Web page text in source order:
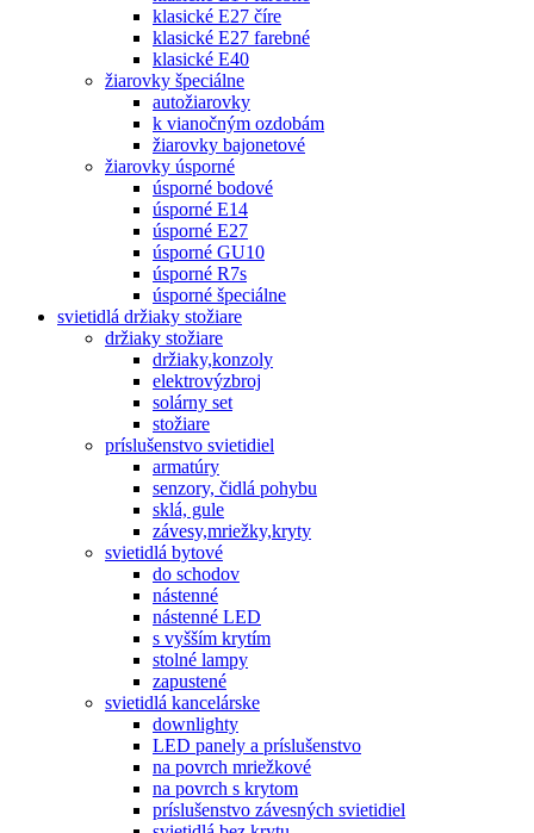
klasické E27 číre
klasické E27 farebné
klasické E40
žiarovky špeciálne
autožiarovky
k vianočným ozdobám
žiarovky bajonetové
žiarovky úsporné
úsporné bodové
úsporné E14
úsporné E27
úsporné GU10
úsporné R7s
úsporné špeciálne
svietidlá držiaky stožiare
držiaky stožiare
držiaky,konzoly
elektrovýzbroj
solárny set
stožiare
príslušenstvo svietidiel
armatúry
senzory, čidlá pohybu
sklá, gule
závesy,mriežky,kryty
svietidlá bytové
do schodov
nástenné
nástenné LED
s vyšším krytím
stolné lampy
zapustené
svietidlá kancelárske
downlighty
LED panely a príslušenstvo
na povrch mriežkové
na povrch s krytom
príslušenstvo závesných svietidiel